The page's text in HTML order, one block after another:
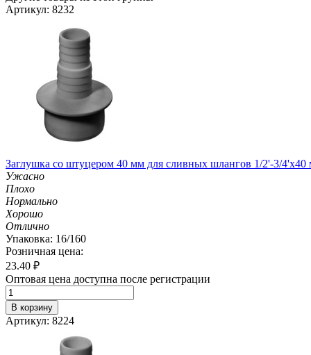
Артикул: 8232
Заглушка со штуцером 40 мм для сливных шлангов 1/2'-3/4'х40
Ужасно
Плохо
Нормально
Хорошо
Отлично
Упаковка: 16/160
Розничная цена:
23.40 ₽
Оптовая цена доступна после регистрации
В корзину
Артикул: 8224